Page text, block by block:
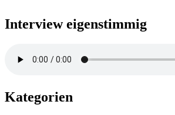
Interview eigenstimmig
Kategorien